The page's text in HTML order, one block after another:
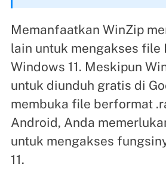
Memanfaatkan WinZip
lain untuk mengakses file
Windows 11. Meskipun
untuk diunduh gratis di
membuka file berformat
Android, Anda
untuk mengakses
11.